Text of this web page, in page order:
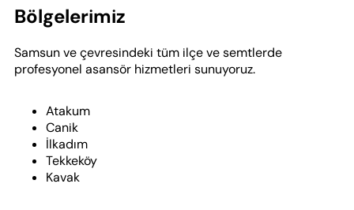
Bölgelerimiz
Samsun ve çevresindeki tüm ilçe ve semtlerde
profesyonel asansör hizmetleri sunuyoruz.
Atakum
Canik
İlkadım
Tekkeköy
Kavak